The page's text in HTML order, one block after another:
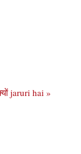
jaruri hai »